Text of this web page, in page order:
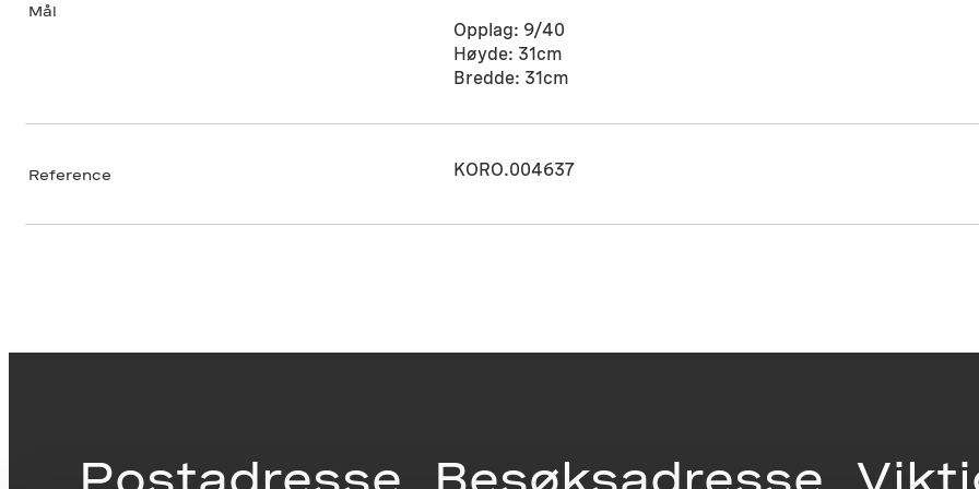
Mål
Opplag: 9/40
Høyde: 31cm
Bredde: 31cm
Reference KORO.004637